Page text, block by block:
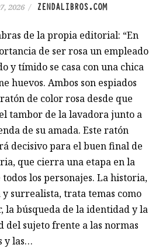
2026 / ZENDALIBROS.COM
de la propia editorial: “En
de ser rosa un empleado
y tímido se casa con una chica
huevos. Ambos son espiados
de color rosa desde que
tambor de la lavadora junto a
de su amada. Este ratón
decisivo para el buen final de
que cierra una etapa en la
los personajes. La historia,
y surrealista, trata temas como
la búsqueda de la identidad y la
del sujeto frente a las normas
y las…